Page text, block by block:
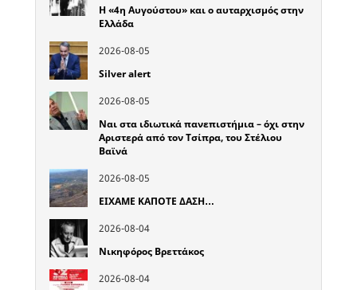
Η «4η Αυγούστου» και ο αυταρχισμός στην
Ελλάδα
2026-08-05
Silver alert
2026-08-05
Ναι στα ιδιωτικά πανεπιστήμια – όχι στην
Αριστερά από τον Τσίπρα, του Στέλιου
Βαϊνά
2026-08-05
ΕΙΧΑΜΕ ΚΑΠΟΤΕ ΔΑΣΗ…
2026-08-04
Νικηφόρος Βρεττάκος
2026-08-04